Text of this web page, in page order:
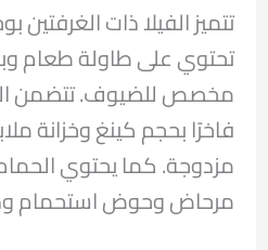
تتميز الفيلا ذات الغرفتين
تحتوي على طاولة طعام
مخصص للضيوف. تتضمن
فاخرًا بحجم كينغ وخزانة
مزدوجة. كما يحتوي
مرحاض وحوض استحمام